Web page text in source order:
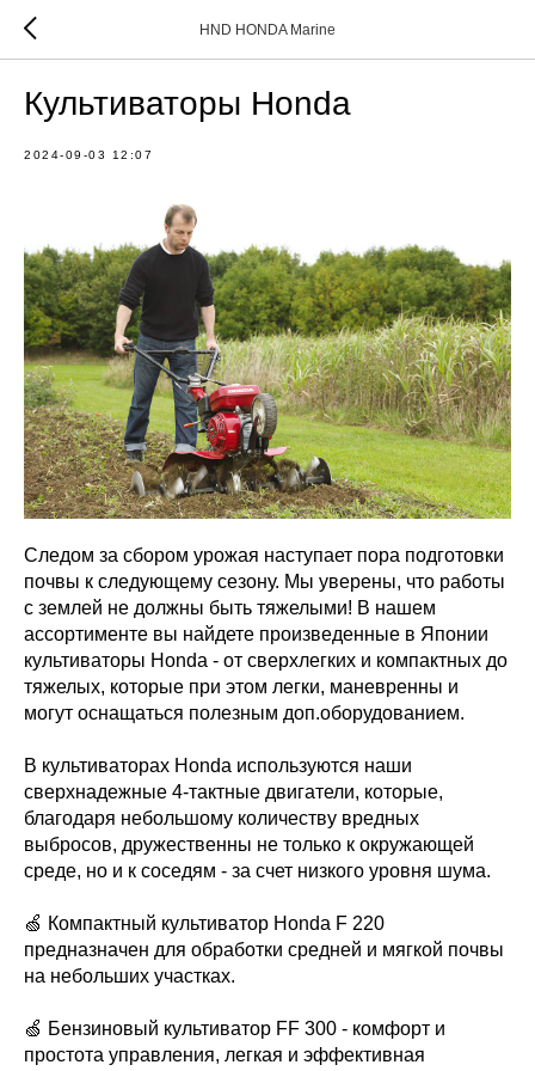
HND HONDA Marine
Культиваторы Honda
2024-09-03 12:07
Следом за сбором урожая наступает пора подготовки
почвы к следующему сезону. Мы уверены, что работы
с землей не должны быть тяжелыми! В нашем
ассортименте вы найдете произведенные в Японии
культиваторы Honda - от сверхлегких и компактных до
тяжелых, которые при этом легки, маневренны и
могут оснащаться полезным доп.оборудованием.
В культиваторах Honda используются наши
сверхнадежные 4-тактные двигатели, которые,
благодаря небольшому количеству вредных
выбросов, дружественны не только к окружающей
среде, но и к соседям - за счет низкого уровня шума.
🍏 Компактный культиватор Honda F 220
предназначен для обработки средней и мягкой почвы
на небольших участках.
🍏 Бензиновый культиватор FF 300 - комфорт и
простота управления, легкая и эффективная